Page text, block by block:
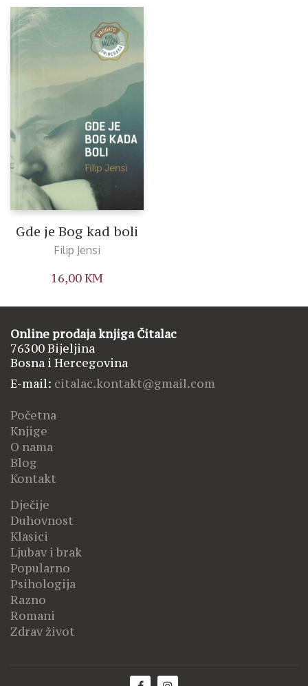
Gde je Bog kad boli
Filip Jensi
16,00KM
Online prodaja knjiga Čitalac
76300 Bijeljina
Bosna i Hercegovina
E-mail: citalac.kontakt@gmail.com
Početna
Knjige
O nama
Blog
Kontakt
Dječije
Duhovnost
Klasici
Ljubav i brak
Popularno
Psihologija
Razno
Romani
Zdrav život